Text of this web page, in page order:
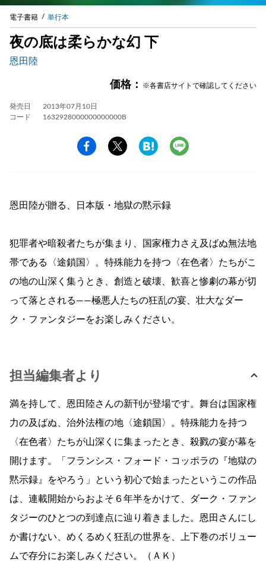
電子書籍 単行本
夜の底は柔らかな幻 下
恩田陸
価格： ※各書店サイトで確認してください
発売日
2013年07月10日
コード
1632928000000000000B
恩田陸が贈る、日本版・地獄の黙示録
犯罪者や暗殺者たちが集まり、国家権力さえ及ばぬ無法地
帯である〈途鎖国〉。特殊能力を持つ〈在色者〉たちがこ
の地の山深く集うとき、創造と破壊、歓喜と惨劇の幕が切
って落とされる――極悪人たちの狂乱の宴、壮大なダー
ク・ファンタジーをお楽しみください。
担当編集者より
満を持して、恩田陸さんの新刊が登場です。舞台は国家権
力の及ばぬ、治外法権の地〈途鎖国〉。特殊能力を持つ
〈在色者〉たちが山深くに集まったとき、殺戮の宴が幕を
開けます。「フランシス・フォード・コッポラの『地獄の
黙示録』をやろう」という初心で始まったというこの作品
は、連載開始からおよそ６年半をかけて、ダーク・ファン
タジーのひとつの到達点に辿り着きました。恩田さんにし
か書けない、めくるめく狂乱の世界を、上下巻のボリュー
ムで存分にお楽しみください。（ＡＫ）